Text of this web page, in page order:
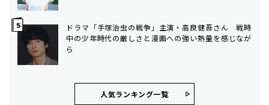
ドラマ「手塚治虫の戦争」主演・高良健吾さん 戦時
中の少年時代の厳しさと漫画への強い熱量を感じなが
ら
人気ランキング⼀覧